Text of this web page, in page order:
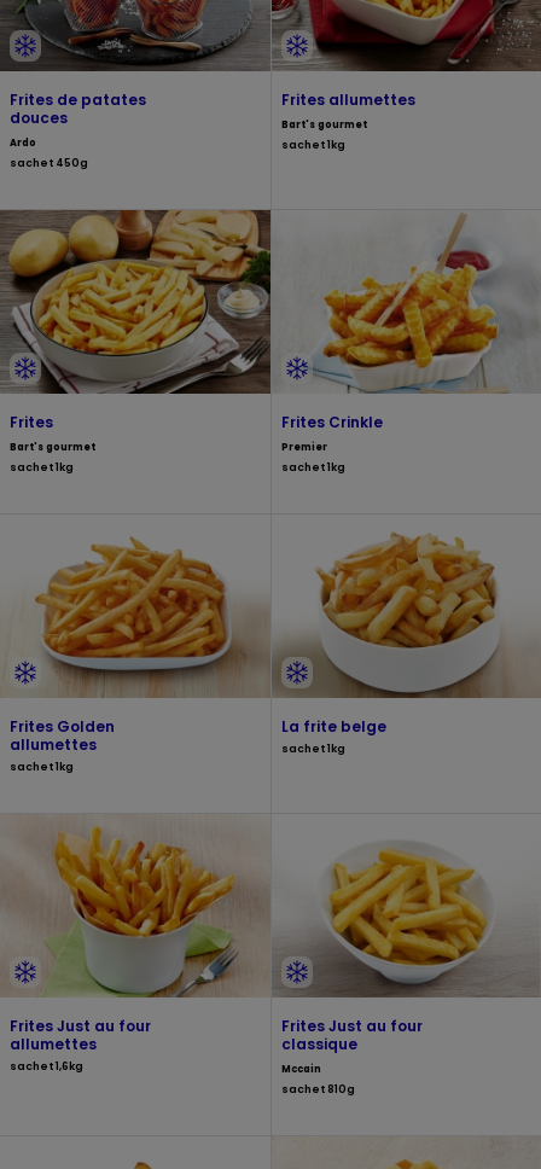
Frites de patates
douces
Ardo
sachet 450g
Frites allumettes
Bart's gourmet
sachet 1kg
Frites
Bart's gourmet
sachet 1kg
Frites Crinkle
Premier
sachet 1kg
Frites Golden
allumettes
sachet 1kg
La frite belge
sachet 1kg
Frites Just au four
allumettes
sachet 1,6kg
Frites Just au four
classique
Mccain
sachet 810g